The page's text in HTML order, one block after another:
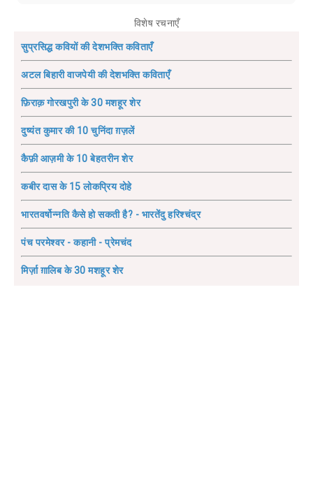
विशेष रचनाएँ
सुप्रसिद्ध कवियों की देशभक्ति कविताएँ
अटल बिहारी वाजपेयी की देशभक्ति कविताएँ
फ़िराक़ गोरखपुरी के 30 मशहूर शेर
दुष्यंत कुमार की 10 चुनिंदा ग़ज़लें
कैफ़ी आज़मी के 10 बेहतरीन शेर
कबीर दास के 15 लोकप्रिय दोहे
भारतवर्षोन्नति कैसे हो सकती है? - भारतेंदु हरिश्चंद्र
पंच परमेश्वर - कहानी - प्रेमचंद
मिर्ज़ा ग़ालिब के 30 मशहूर शेर